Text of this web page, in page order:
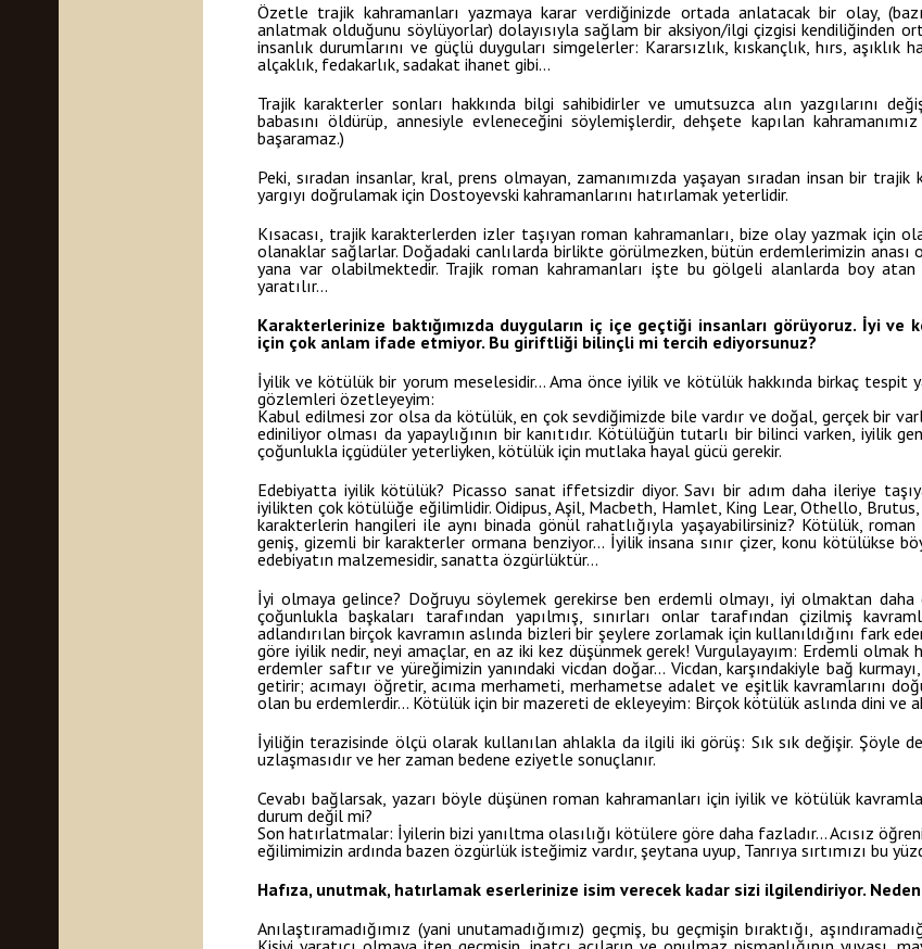
Özetle trajik kahramanları yazmaya karar verdiğinizde ortada anlatacak bir olay,
anlatmak olduğunu söylüyorlar) dolayısıyla sağlam bir aksiyon/ilgi çizgisi kendiliğinden
insanlık durumlarını ve güçlü duyguları simgelerler: Kararsızlık, kıskançlık, hırs,
alçaklık, fedakarlık, sadakat ihanet gibi…
Trajik karakterler sonları hakkında bilgi sahibidirler ve umutsuzca alın yazgılarını
babasını öldürüp, annesiyle evleneceğini söylemişlerdir, dehşete kapılan
başaramaz.)
Peki, sıradan insanlar, kral, prens olmayan, zamanımızda yaşayan sıradan insan bir
yargıyı doğrulamak için Dostoyevski kahramanlarını hatırlamak yeterlidir.
Kısacası, trajik karakterlerden izler taşıyan roman kahramanları, bize olay yazmak için
olanaklar sağlarlar. Doğadaki canlılarda birlikte görülmezken, bütün erdemlerimizin
yana var olabilmektedir. Trajik roman kahramanları işte bu gölgeli alanlarda boy
yaratılır…
Karakterlerinize baktığımızda duyguların iç içe geçtiği insanları görüyoruz. İyi
için çok anlam ifade etmiyor. Bu giriftliği bilinçli mi tercih ediyorsunuz?
İyilik ve kötülük bir yorum meselesidir… Ama önce iyilik ve kötülük hakkında birkaç tespit
gözlemleri özetleyeyim:
Kabul edilmesi zor olsa da kötülük, en çok sevdiğimizde bile vardır ve doğal, gerçek bir
ediniliyor olması da yapaylığının bir kanıtıdır. Kötülüğün tutarlı bir bilinci varken, iyilik
çoğunlukla içgüdüler yeterliyken, kötülük için mutlaka hayal gücü gerekir.
Edebiyatta iyilik kötülük? Picasso sanat iffetsizdir diyor. Savı bir adım daha ileriye
iyilikten çok kötülüğe eğilimlidir. Oidipus, Aşil, Macbeth, Hamlet, King Lear, Othello,
karakterlerin hangileri ile aynı binada gönül rahatlığıyla yaşayabilirsiniz? Kötülük,
geniş, gizemli bir karakterler ormana benziyor… İyilik insana sınır çizer, konu kötülükse
edebiyatın malzemesidir, sanatta özgürlüktür…
İyi olmaya gelince? Doğruyu söylemek gerekirse ben erdemli olmayı, iyi olmaktan daha
çoğunlukla başkaları tarafından yapılmış, sınırları onlar tarafından çizilmiş
adlandırılan birçok kavramın aslında bizleri bir şeylere zorlamak için kullanıldığını fark
göre iyilik nedir, neyi amaçlar, en az iki kez düşünmek gerek! Vurgulayayım: Erdemli
erdemler saftır ve yüreğimizin yanındaki vicdan doğar… Vicdan, karşındakiyle bağ
getirir; acımayı öğretir, acıma merhameti, merhametse adalet ve eşitlik kavramlarını
olan bu erdemlerdir… Kötülük için bir mazereti de ekleyeyim: Birçok kötülük aslında dini ve
İyiliğin terazisinde ölçü olarak kullanılan ahlakla da ilgili iki görüş: Sık sık değişir. Şöyle
uzlaşmasıdır ve her zaman bedene eziyetle sonuçlanır.
Cevabı bağlarsak, yazarı böyle düşünen roman kahramanları için iyilik ve kötülük
durum değil mi?
Son hatırlatmalar: İyilerin bizi yanıltma olasılığı kötülere göre daha fazladır… Acısız
eğilimimizin ardında bazen özgürlük isteğimiz vardır, şeytana uyup, Tanrıya sırtımızı bu
Hafıza, unutmak, hatırlamak eserlerinize isim verecek kadar sizi ilgilendiriyor.
Anılaştıramadığımız (yani unutamadığımız) geçmiş, bu geçmişin bıraktığı,